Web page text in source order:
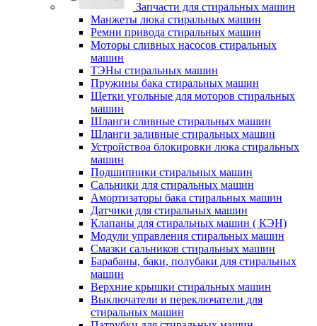
Запчасти для стиральных машин
Манжеты люка стиральных машин
Ремни привода стиральных машин
Моторы сливных насосов стиральных
машин
ТЭНы стиральных машин
Пружины бака стиральных машин
Щетки угольные для моторов стиральных
машин
Шланги сливные стиральных машин
Шланги заливные стиральных машин
Устройствоа блокировки люка стиральных
машин
Подшипники стиральных машин
Сальники для стиральных машин
Амортизаторы бака стиральных машин
Датчики для стиральных машин
Клапаны для стиральных машин ( КЭН)
Модули управления стиральных машин
Смазки сальников стиральных машин
Барабаны, баки, полубаки для стиральных
машин
Верхние крышки стиральных машин
Выключатели и переключатели для
стиральных машин